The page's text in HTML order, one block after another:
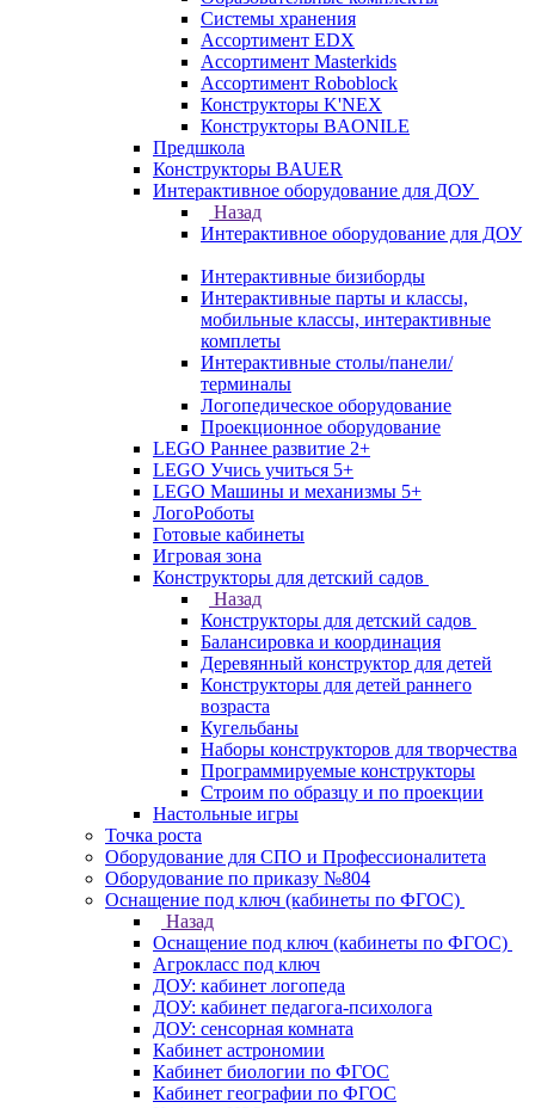
Системы хранения
Ассортимент EDX
Ассортимент Masterkids
Ассортимент Roboblock
Конструкторы K'NEX
Конструкторы BAONILE
Предшкола
Конструкторы BAUER
Интерактивное оборудование для ДОУ
Назад
Интерактивное оборудование для ДОУ
Интерактивные бизиборды
Интерактивные парты и классы,
мобильные классы, интерактивные
комплеты
Интерактивные столы/панели/
терминалы
Логопедическое оборудование
Проекционное оборудование
LEGO Раннее развитие 2+
LEGO Учись учиться 5+
LEGO Машины и механизмы 5+
ЛогоРоботы
Готовые кабинеты
Игровая зона
Конструкторы для детский садов
Назад
Конструкторы для детский садов
Балансировка и координация
Деревянный конструктор для детей
Конструкторы для детей раннего
возраста
Кугельбаны
Наборы конструкторов для творчества
Программируемые конструкторы
Строим по образцу и по проекции
Настольные игры
Точка роста
Оборудование для СПО и Профессионалитета
Оборудование по приказу №804
Оснащение под ключ (кабинеты по ФГОС)
Назад
Оснащение под ключ (кабинеты по ФГОС)
Агрокласс под ключ
ДОУ: кабинет логопеда
ДОУ: кабинет педагога-психолога
ДОУ: сенсорная комната
Кабинет астрономии
Кабинет биологии по ФГОС
Кабинет географии по ФГОС